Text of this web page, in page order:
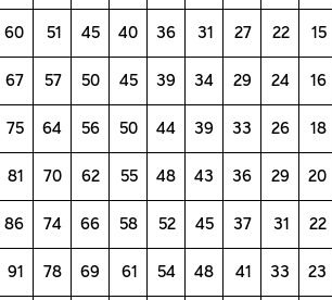
22
27
31
36
40
45
51
60
67
24
29
34
39
45
50
57
67
75
26
33
39
44
50
56
64
75
84
29
36
43
48
55
62
70
81
92
31
37
45
52
58
66
74
86
97
33
41
48
54
61
69
78
91
102